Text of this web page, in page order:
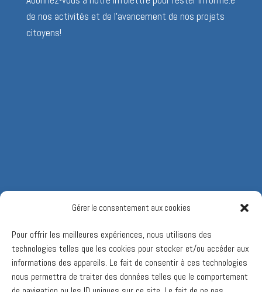
Gérer le consentement aux cookies
Pour offrir les meilleures expériences, nous utilisons des
technologies telles que les cookies pour stocker et/ou accéder aux
informations des appareils. Le fait de consentir à ces technologies
nous permettra de traiter des données telles que le comportement
de nos activités et de l’avancement de nos projets
citoyens!